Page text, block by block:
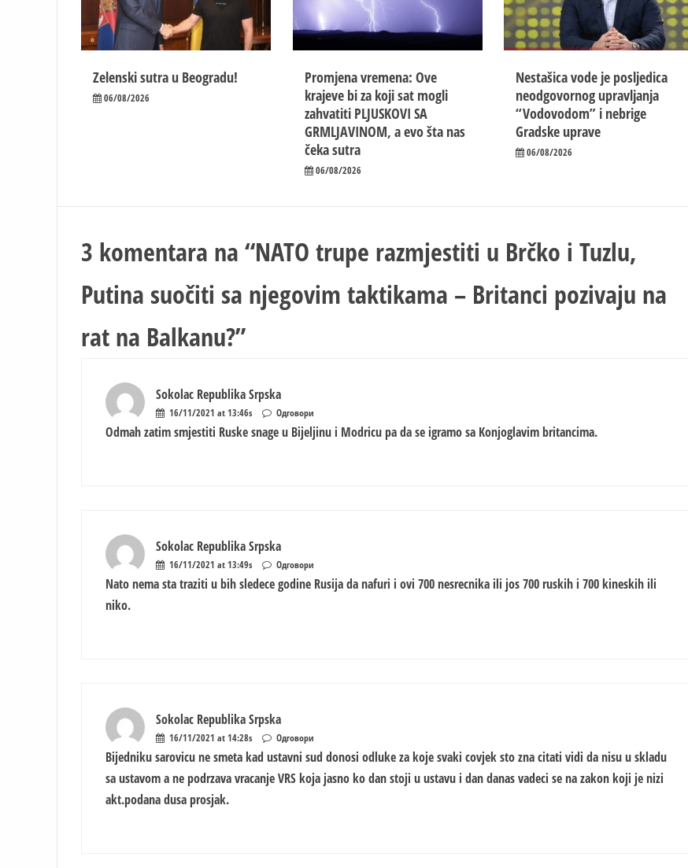
Zelenski sutra u Beogradu!
06/08/2026
Promjena vremena: Ove
krajeve bi za koji sat mogli
zahvatiti PLJUSKOVI SA
GRMLJAVINOM, a evo šta nas
čeka sutra
06/08/2026
Nestašica vode je posljedica
neodgovornog upravljanja
“Vodovodom” i nebrige
Gradske uprave
06/08/2026
3 komentara na “NATO trupe razmjestiti u Brčko i Tuzlu,
Putina suočiti sa njegovim taktikama – Britanci pozivaju na
rat na Balkanu?”
Sokolac Republika Srpska
16/11/2021 at 13:46s Одговори
Odmah zatim smjestiti Ruske snage u Bijeljinu i Modricu pa da se igramo sa Konjoglavim britancima.
Sokolac Republika Srpska
16/11/2021 at 13:49s Одговори
Nato nema sta traziti u bih sledece godine Rusija da nafuri i ovi 700 nesrecnika ili jos 700 ruskih i 700 kineskih ili
niko.
Sokolac Republika Srpska
16/11/2021 at 14:28s Одговори
Bijedniku sarovicu ne smeta kad ustavni sud donosi odluke za koje svaki covjek sto zna citati vidi da nisu u skladu
sa ustavom a ne podrzava vracanje VRS koja jasno ko dan stoji u ustavu i dan danas vadeci se na zakon koji je nizi
akt.podana dusa prosjak.